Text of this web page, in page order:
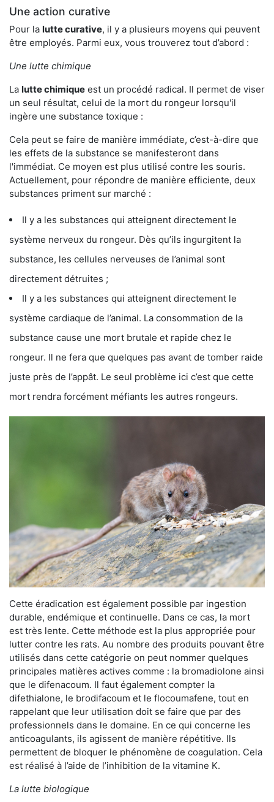
Une action curative
Pour la lutte curative, il y a plusieurs moyens qui peuvent
être employés. Parmi eux, vous trouverez tout d’abord :
Une lutte chimique
La lutte chimique est un procédé radical. Il permet de viser
un seul résultat, celui de la mort du rongeur lorsqu'il
ingère une substance toxique :
Cela peut se faire de manière immédiate, c’est-à-dire que
les effets de la substance se manifesteront dans
l'immédiat. Ce moyen est plus utilisé contre les souris.
Actuellement, pour répondre de manière efficiente, deux
substances priment sur marché :
Il y a les substances qui atteignent directement le
système nerveux du rongeur. Dès qu’ils ingurgitent la
substance, les cellules nerveuses de l’animal sont
directement détruites ;
Il y a les substances qui atteignent directement le
système cardiaque de l’animal. La consommation de la
substance cause une mort brutale et rapide chez le
rongeur. Il ne fera que quelques pas avant de tomber raide
juste près de l’appât. Le seul problème ici c’est que cette
mort rendra forcément méfiants les autres rongeurs.
Cette éradication est également possible par ingestion
durable, endémique et continuelle. Dans ce cas, la mort
est très lente. Cette méthode est la plus appropriée pour
lutter contre les rats. Au nombre des produits pouvant être
utilisés dans cette catégorie on peut nommer quelques
principales matières actives comme : la bromadiolone ainsi
que le difenacoum. Il faut également compter la
difethialone, le brodifacoum et le flocoumafene, tout en
rappelant que leur utilisation doit se faire que par des
professionnels dans le domaine. En ce qui concerne les
anticoagulants, ils agissent de manière répétitive. Ils
permettent de bloquer le phénomène de coagulation. Cela
est réalisé à l’aide de l’inhibition de la vitamine K.
La lutte biologique